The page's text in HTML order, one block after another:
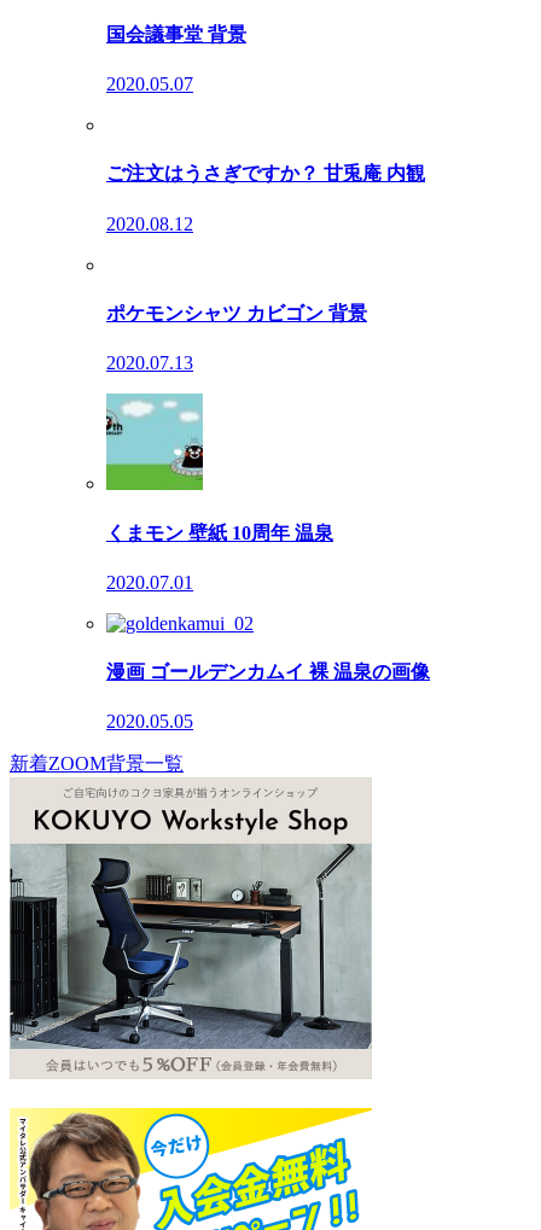
国会議事堂 背景
2020.05.07
ご注文はうさぎですか？ 甘兎庵 内観
2020.08.12
ポケモンシャツ カビゴン 背景
2020.07.13
くまモン 壁紙 10周年 温泉
2020.07.01
漫画 ゴールデンカムイ 裸 温泉の画像
2020.05.05
新着ZOOM背景一覧